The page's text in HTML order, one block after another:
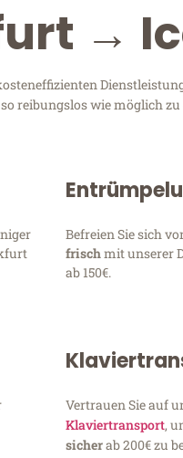
→
reibungslos wie möglich zu
Befreien Sie sich
frischmit unserer
ab 150€.
Vertrauen Sie auf
Klaviertransport,
sicherab 200€ zu